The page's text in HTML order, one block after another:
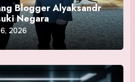
Blogger Alyaksandr
Negara
2026